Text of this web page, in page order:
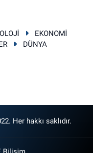
EKONOMİ
DÜNYA
Her hakkı saklıdır.